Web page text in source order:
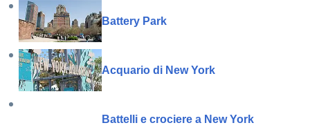
Battery Park
Acquario di New York
Battelli e crociere a New York